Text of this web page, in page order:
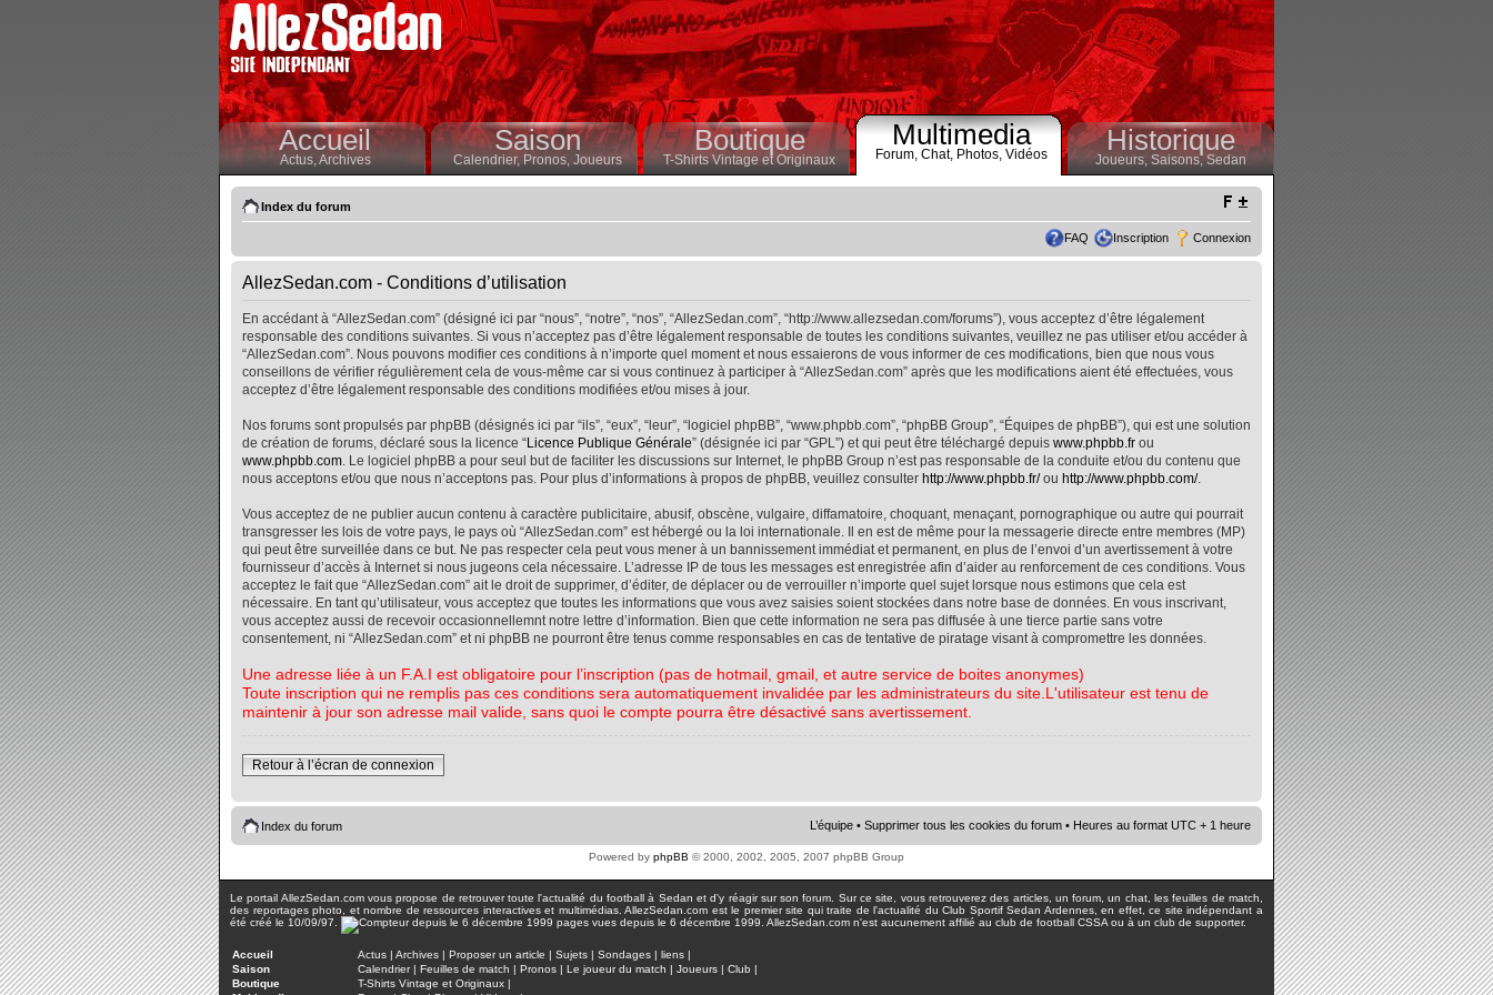
Accueil
Actus,Archives
Saison
Calendrier,Pronos, Joueurs
Boutique
T-Shirts Vintage et Originaux
Multimedia
Forum, Chat, Photos, Vidéos Historique
Joueurs, Saisons,Sedan
Index du forum
FAQ Inscription Connexion
AllezSedan.com - Conditions d’utilisation
En accédant à “AllezSedan.com” (désigné ici par “nous”, “notre”, “nos”, “AllezSedan.com”, “http://www.allezsedan.com/forums”), vous acceptez d’être légalement
responsable des conditions suivantes. Si vous n’acceptez pas d’être légalement responsable de toutes les conditions suivantes, veuillez ne pas utiliser et/ou accéder à
“AllezSedan.com”. Nous pouvons modifier ces conditions à n’importe quel moment et nous essaierons de vous informer de ces modifications, bien que nous vous
conseillons de vérifier régulièrement cela de vous-même car si vous continuez à participer à “AllezSedan.com” après que les modifications aient été effectuées, vous
acceptez d’être légalement responsable des conditions modifiées et/ou mises à jour.
Nos forums sont propulsés par phpBB (désignés ici par “ils”, “eux”, “leur”, “logiciel phpBB”, “www.phpbb.com”, “phpBB Group”, “Équipes de phpBB”), qui est une solution
de création de forums, déclaré sous la licence “Licence Publique Générale” (désignée ici par “GPL”) et qui peut être téléchargé depuis www.phpbb.fr ou
www.phpbb.com. Le logiciel phpBB a pour seul but de faciliter les discussions sur Internet, le phpBB Group n’est pas responsable de la conduite et/ou du contenu que
nous acceptons et/ou que nous n’acceptons pas. Pour plus d’informations à propos de phpBB, veuillez consulter http://www.phpbb.fr/ou http://www.phpbb.com/.
Vous acceptez de ne publier aucun contenu à caractère publicitaire, abusif, obscène, vulgaire, diffamatoire, choquant, menaçant, pornographique ou autre qui pourrait
transgresser les lois de votre pays, le pays où “AllezSedan.com” est hébergé ou la loi internationale. Il en est de même pour la messagerie directe entre membres (MP)
qui peut être surveillée dans ce but. Ne pas respecter cela peut vous mener à un bannissement immédiat et permanent, en plus de l’envoi d’un avertissement à votre
fournisseur d’accès à Internet si nous jugeons cela nécessaire. L’adresse IP de tous les messages est enregistrée afin d’aider au renforcement de ces conditions. Vous
acceptez le fait que “AllezSedan.com” ait le droit de supprimer, d’éditer, de déplacer ou de verrouiller n’importe quel sujet lorsque nous estimons que cela est
nécessaire. En tant qu’utilisateur, vous acceptez que toutes les informations que vous avez saisies soient stockées dans notre base de données. En vous inscrivant,
vous acceptez aussi de recevoir occasionnellemnt notre lettre d’information. Bien que cette information ne sera pas diffusée à une tierce partie sans votre
consentement, ni “AllezSedan.com” et ni phpBB ne pourront être tenus comme responsables en cas de tentative de piratage visant à compromettre les données.
Une adresse liée à un F.A.I est obligatoire pour l’inscription (pas de hotmail, gmail, et autre service de boites anonymes)
Toute inscription qui ne remplis pas ces conditions sera automatiquement invalidée par les administrateurs du site.L'utilisateur est tenu de
maintenir à jour son adresse mail valide, sans quoi le compte pourra être désactivé sans avertissement.
Retour à l’écran de connexion
Index du forum L’équipe • Supprimer tous les cookies du forum • Heures au format UTC + 1 heure
Powered by phpBB © 2000, 2002, 2005, 2007 phpBB Group
Le portail AllezSedan.com vous propose de retrouver toute l'actualité du football à Sedan et d'y réagir sur son forum. Sur ce site, vous retrouverez des articles, un forum, un chat, les feuilles de match,
des reportages photo, et nombre de ressources interactives et multimédias. AllezSedan.com est le premier site qui traite de l'actualité du Club Sportif Sedan Ardennes, en effet, ce site indépendant a
été créé le 10/09/97.
pages vues depuis le 6 décembre 1999. AllezSedan.com n'est aucunement affilié au club de football CSSA ou à un club de supporter.
Accueil Actus | Archives | Proposer un article | Sujets | Sondages | liens |
Saison
Calendrier| Feuilles de match | Pronos | Le joueur du match | Joueurs | Club |
Boutique
T-Shirts Vintage et Originaux |